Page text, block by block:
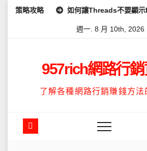
Skip
攻略 如何讓Threads不要顯示IG？完
週一. 8 月 10th, 2026
957rich網路行
了解各種網路行銷賺錢方法